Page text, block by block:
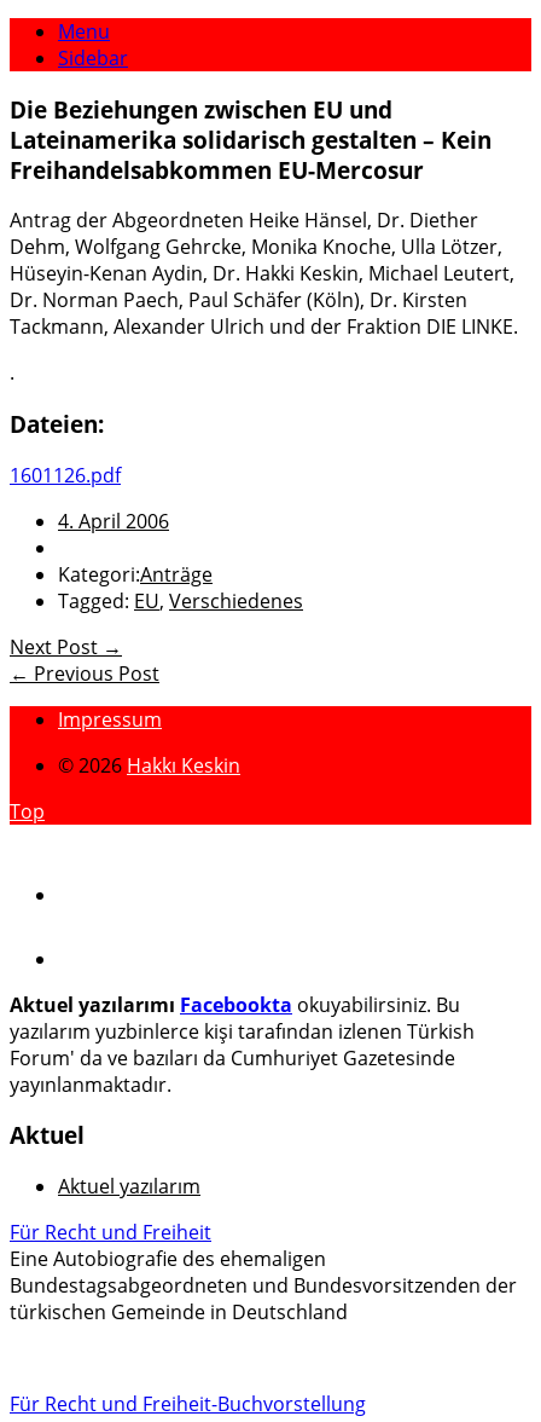
Menu
Sidebar
Die Beziehungen zwischen EU und
Lateinamerika solidarisch gestalten – Kein
Freihandelsabkommen EU-Mercosur
Antrag der Abgeordneten Heike Hänsel, Dr. Diether
Dehm, Wolfgang Gehrcke, Monika Knoche, Ulla Lötzer,
Hüseyin-Kenan Aydin, Dr. Hakki Keskin, Michael Leutert,
Dr. Norman Paech, Paul Schäfer (Köln), Dr. Kirsten
Tackmann, Alexander Ulrich und der Fraktion DIE LINKE.
.
Dateien:
1601126.pdf
4. April 2006
Kategori:Anträge
Tagged: EU, Verschiedenes
Next Post →
← Previous Post
Impressum
© 2026 Hakkı Keskin
Top
Aktuel yazılarımı Facebookta okuyabilirsiniz. Bu
yazılarım yuzbinlerce kişi tarafından izlenen Türkish
Forum' da ve bazıları da Cumhuriyet Gazetesinde
yayınlanmaktadır.
Aktuel
Aktuel yazılarım
Für Recht und Freiheit
Eine Autobiografie des ehemaligen
Bundestagsabgeordneten und Bundesvorsitzenden der
türkischen Gemeinde in Deutschland
Für Recht und Freiheit-Buchvorstellung